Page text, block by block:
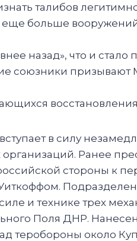
талибов
больше вооружений,
назад», что и
союзники
в силу
Ранее
стороны к
и технике трех
Поля ДНР.
теробороны около